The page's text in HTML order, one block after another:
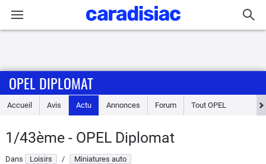
Accueil
Essais
OPEL DIPLOMAT
Accueil Avis Actu Annonces Forum Tout OPEL
1/43ème - OPEL Diplomat
Dans Loisirs /
Miniatures auto